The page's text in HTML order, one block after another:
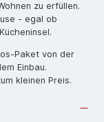
zu erfüllen.
- egal ob
Pa­ket von der
Einbau.
kleinen Preis.